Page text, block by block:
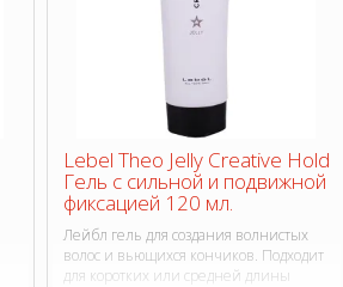
Lebel Theo Jelly Creative Hold
Гель с сильной и подвижной
фиксацией 120 мл.
Лейбл гель для создания волнистых
волос и вьющихся кончиков. Подходит
для коротких или средней длины